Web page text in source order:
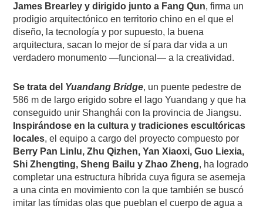
James Brearley y dirigido junto a Fang Qun, firma un
prodigio arquitectónico en territorio chino en el que el
diseño, la tecnología y por supuesto, la buena
arquitectura, sacan lo mejor de sí para dar vida a un
verdadero monumento —funcional— a la creatividad.
Se trata del Yuandang Bridge, un puente pedestre de
586 m de largo erigido sobre el lago Yuandang y que ha
conseguido unir Shanghái con la provincia de Jiangsu.
Inspirándose en la cultura y tradiciones escultóricas
locales, el equipo a cargo del proyecto compuesto por
Berry Pan Linlu, Zhu Qizhen, Yan Xiaoxi, Guo Liexia,
Shi Zhengting, Sheng Bailu y Zhao Zheng, ha logrado
completar una estructura híbrida cuya figura se asemeja
a una cinta en movimiento con la que también se buscó
imitar las tímidas olas que pueblan el cuerpo de agua a